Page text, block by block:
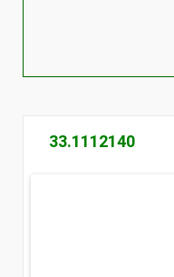
33.1112140